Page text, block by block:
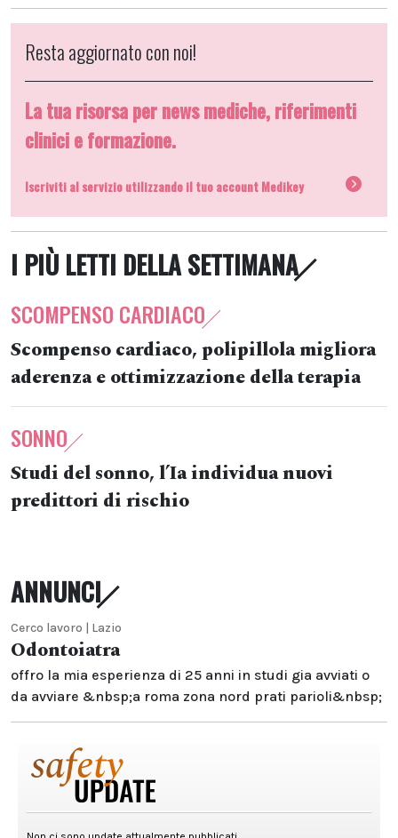
Resta aggiornato con noi!
La tua risorsa per news mediche, riferimenti
clinici e formazione.
Iscriviti al servizio utilizzando il tuo account Medikey
I PIÙ LETTI DELLA SETTIMANA
SCOMPENSO CARDIACO
Scompenso cardiaco, polipillola migliora
aderenza e ottimizzazione della terapia
SONNO
Studi del sonno, l’Ia individua nuovi
predittori di rischio
ANNUNCI
Cerco lavoro | Lazio
Odontoiatra
offro la mia esperienza di 25 anni in studi gia avviati o
da avviare &nbsp;a roma zona nord prati parioli&nbsp;